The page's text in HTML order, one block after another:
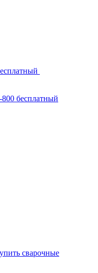
800 бесплатный
сварочные